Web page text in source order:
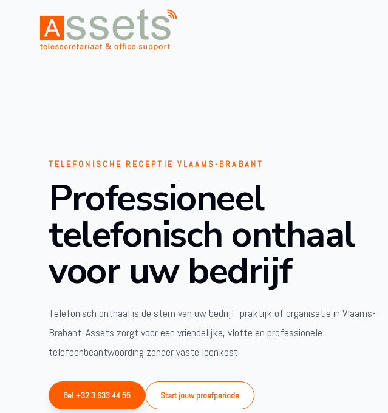
TELEFONISCHE RECEPTIE VLAAMS-BRABANT
Professioneel
telefonisch onthaal
voor uw bedrijf
Telefonisch onthaal is de stem van uw bedrijf, praktijk of organisatie in Vlaams-
Brabant. Assets zorgt voor een vriendelijke, vlotte en professionele
telefoonbeantwoording zonder vaste loonkost.
Bel +32 3 633 44 55 Start jouw proefperiode